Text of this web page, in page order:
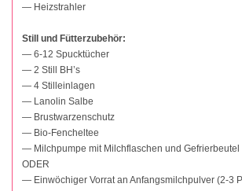
— Heizstrahler
Still und Fütterzubehör:
— 6-12 Spucktücher
— 2 Still BH’s
— 4 Stilleinlagen
— Lanolin Salbe
— Brustwarzenschutz
— Bio-Fencheltee
— Milchpumpe mit Milchflaschen und Gefrierbeutel
ODER
— Einwöchiger Vorrat an Anfangsmilchpulver (2-3